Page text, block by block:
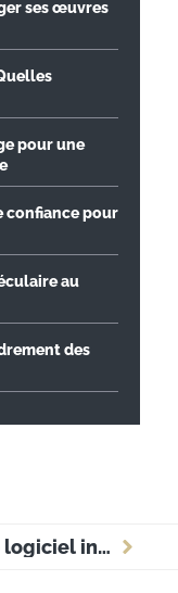
ses œuvres
pour une
confiance pour
au
des
Tempo logiciel intérim : comment optimiser la gestion des missions ?